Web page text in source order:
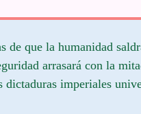
de que la humanidad
arrasará con la
dictaduras imperiales